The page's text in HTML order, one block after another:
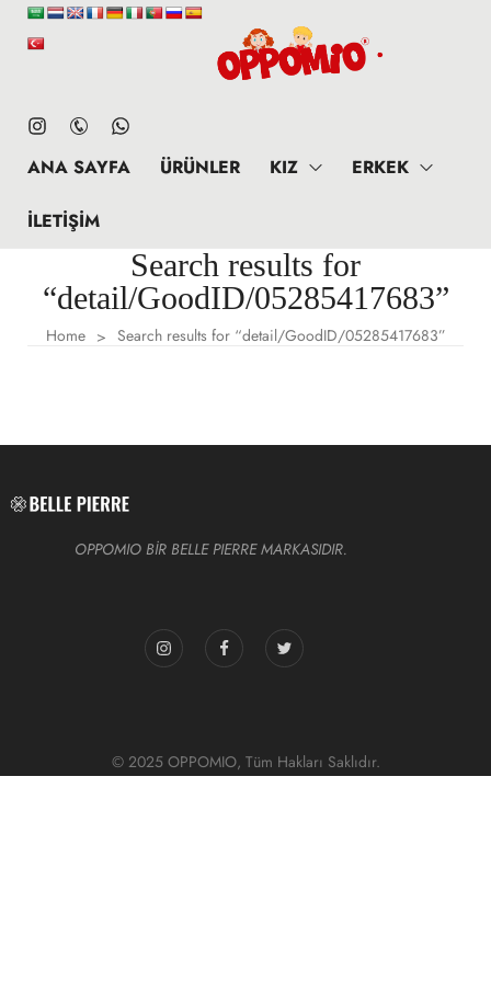
ANA SAYFA ÜRÜNLER KIZ ERKEK
İLETIŞIM
Search results for
“detail/GoodID/05285417683”
Home > Search results for “detail/GoodID/05285417683”
OPPOMIO BİR BELLE PIERRE MARKASIDIR.
© 2025 OPPOMIO, Tüm Hakları Saklıdır.